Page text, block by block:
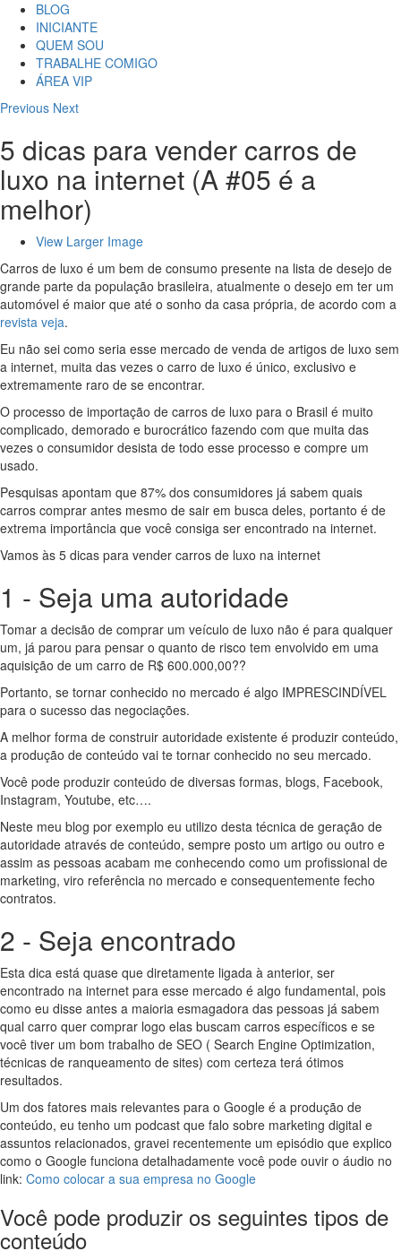
BLOG
INICIANTE
QUEM SOU
TRABALHE COMIGO
ÁREA VIP
Previous Next
5 dicas para vender carros de
luxo na internet (A #05 é a
melhor)
View Larger Image
Carros de luxo é um bem de consumo presente na lista de desejo de
grande parte da população brasileira, atualmente o desejo em ter um
automóvel é maior que até o sonho da casa própria, de acordo com a
revista veja.
Eu não sei como seria esse mercado de venda de artigos de luxo sem
a internet, muita das vezes o carro de luxo é único, exclusivo e
extremamente raro de se encontrar.
O processo de importação de carros de luxo para o Brasil é muito
complicado, demorado e burocrático fazendo com que muita das
vezes o consumidor desista de todo esse processo e compre um
usado.
Pesquisas apontam que 87% dos consumidores já sabem quais
carros comprar antes mesmo de sair em busca deles, portanto é de
extrema importância que você consiga ser encontrado na internet.
Vamos às 5 dicas para vender carros de luxo na internet
1 - Seja uma autoridade
Tomar a decisão de comprar um veículo de luxo não é para qualquer
um, já parou para pensar o quanto de risco tem envolvido em uma
aquisição de um carro de R$ 600.000,00??
Portanto, se tornar conhecido no mercado é algo IMPRESCINDÍVEL
para o sucesso das negociações.
A melhor forma de construir autoridade existente é produzir conteúdo,
a produção de conteúdo vai te tornar conhecido no seu mercado.
Você pode produzir conteúdo de diversas formas, blogs, Facebook,
Instagram, Youtube, etc….
Neste meu blog por exemplo eu utilizo desta técnica de geração de
autoridade através de conteúdo, sempre posto um artigo ou outro e
assim as pessoas acabam me conhecendo como um profissional de
marketing, viro referência no mercado e consequentemente fecho
contratos.
2 - Seja encontrado
Esta dica está quase que diretamente ligada à anterior, ser
encontrado na internet para esse mercado é algo fundamental, pois
como eu disse antes a maioria esmagadora das pessoas já sabem
qual carro quer comprar logo elas buscam carros específicos e se
você tiver um bom trabalho de SEO ( Search Engine Optimization,
técnicas de ranqueamento de sites) com certeza terá ótimos
resultados.
Um dos fatores mais relevantes para o Google é a produção de
conteúdo, eu tenho um podcast que falo sobre marketing digital e
assuntos relacionados, gravei recentemente um episódio que explico
como o Google funciona detalhadamente você pode ouvir o áudio no
link: Como colocar a sua empresa no Google
Você pode produzir os seguintes tipos de
conteúdo